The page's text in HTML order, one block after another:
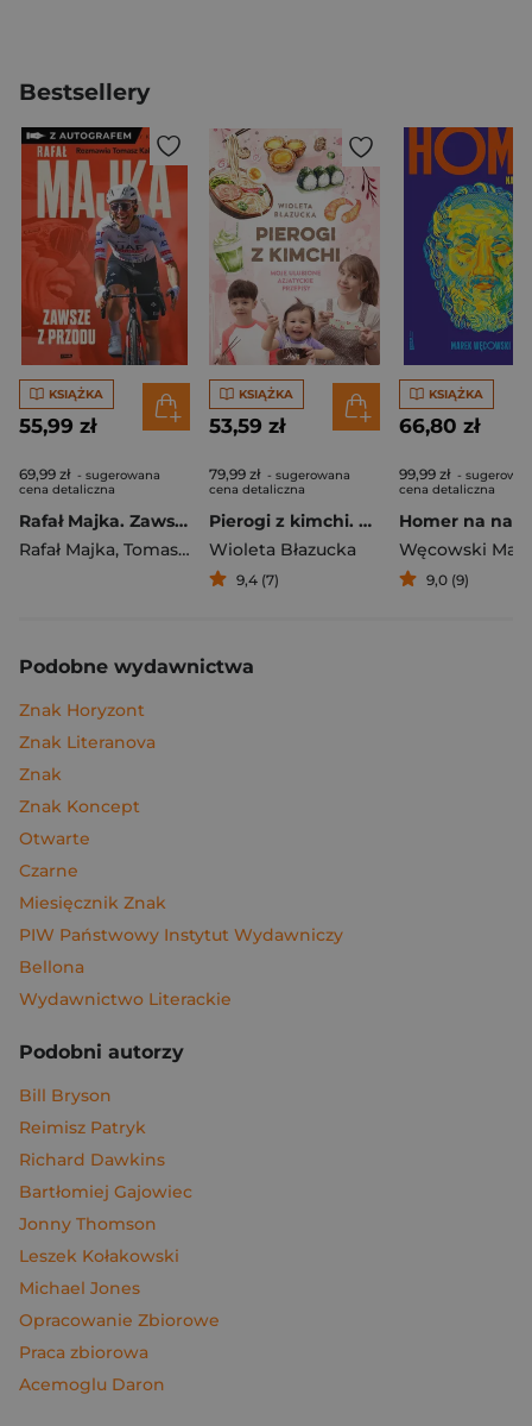
Bestsellery
KSIĄŻKA
55,99 zł
69,99 zł - sugerowana
cena detaliczna
Rafał Majka. Zawsze z przodu. Rozmawia Tomasz Kalemba - książka z autografem
Rafał Majka, Tomasz Kalemba
KSIĄŻKA
53,59 zł
79,99 zł - sugerowana
cena detaliczna
Pierogi z kimchi. Moje ulubione azjatyckie przepisy
Wioleta Błazucka
9,4 (7)
KSIĄŻKA
66,80 zł
99,99 zł -
cena detaliczna
Węcowski
9,0 (9)
Podobne wydawnictwa
Znak Horyzont
Znak Literanova
Znak
Znak Koncept
Otwarte
Czarne
Miesięcznik Znak
PIW Państwowy Instytut Wydawniczy
Bellona
Wydawnictwo Literackie
Podobni autorzy
Bill Bryson
Reimisz Patryk
Richard Dawkins
Bartłomiej Gajowiec
Jonny Thomson
Leszek Kołakowski
Michael Jones
Opracowanie Zbiorowe
Praca zbiorowa
Acemoglu Daron